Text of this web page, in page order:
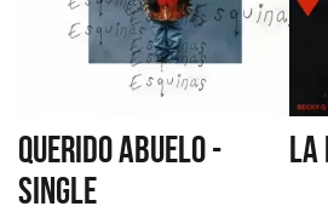
QUERIDO ABUELO -
SINGLE
LA